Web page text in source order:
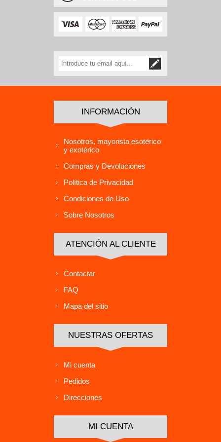
INFORMACIÓN
Nosotros, mayorista esotérico
y exotérico
Compras y Devoluciones
Política de Privacidad
Condiciones de Uso
Sobre Nosotros
ATENCIÓN AL CLIENTE
Contactar
FAQ
Mapa del sitio
NUESTRAS OFERTAS
Mi cuenta
Pedidos
Direcciones
MI CUENTA